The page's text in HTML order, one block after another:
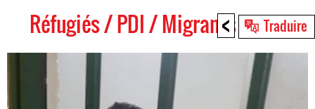
< Traduire
top
Réfugiés / PDI / Migrants HRDs